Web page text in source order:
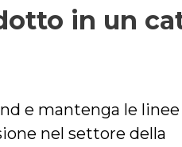
in un
e mantenga le linee
nel settore della